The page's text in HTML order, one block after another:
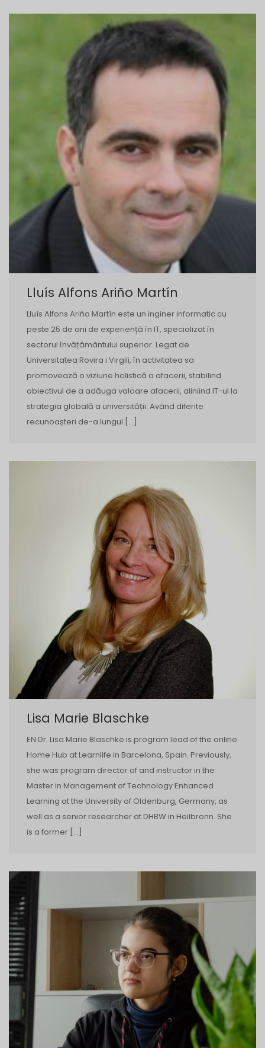
Lluís Alfons Ariño Martín
Lluís Alfons Ariño Martín este un inginer informatic cu
peste 25 de ani de experiență în IT, specializat în
sectorul învățământului superior. Legat de
Universitatea Rovira i Virgili, în activitatea sa
promovează o viziune holistică a afacerii, stabilind
obiectivul de a adăuga valoare afacerii, aliniind IT-ul la
strategia globală a universității. Având diferite
recunoașteri de-a lungul […]
Lisa Marie Blaschke
EN Dr. Lisa Marie Blaschke is program lead of the online
Home Hub at Learnlife in Barcelona, Spain. Previously,
she was program director of and instructor in the
Master in Management of Technology Enhanced
Learning at the University of Oldenburg, Germany, as
well as a senior researcher at DHBW in Heilbronn. She
is a former […]